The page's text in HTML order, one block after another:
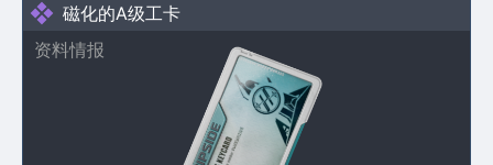
磁化的A级工卡
资料情报